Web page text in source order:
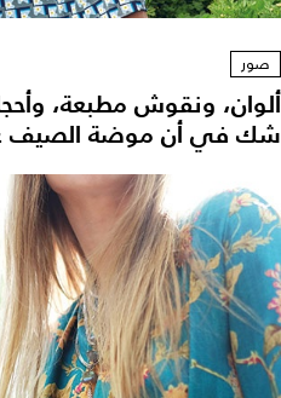
صور
ألوان، ونقوش مطبعة،
شك في أن موضة الصيف